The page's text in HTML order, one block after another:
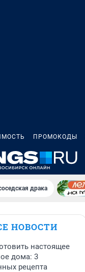
ПРОМОКОДЫ
драка
НОВОСТИ
настоящее
дома: 3
рецепта